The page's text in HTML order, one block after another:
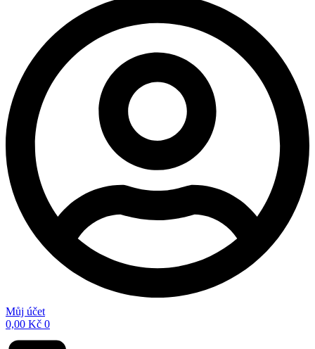
Můj účet
0,00 Kč 0